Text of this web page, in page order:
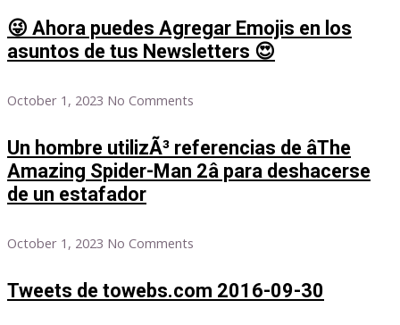
😜 Ahora puedes Agregar Emojis en los
asuntos de tus Newsletters 😍
October 1, 2023 No Comments
Un hombre utilizÃ³ referencias de âThe
Amazing Spider-Man 2â para deshacerse
de un estafador
October 1, 2023 No Comments
Tweets de towebs.com 2016-09-30